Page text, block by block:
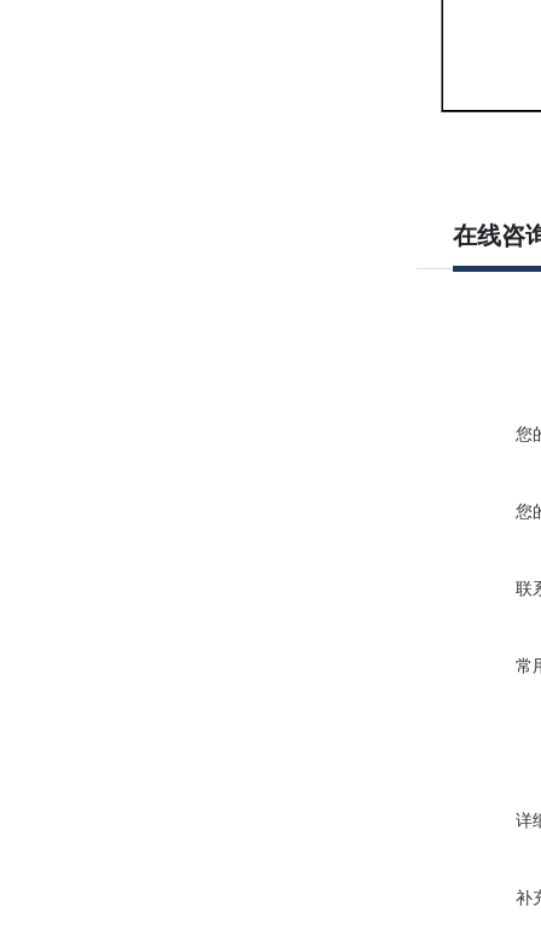
在线咨
您
您
联
常
详
补